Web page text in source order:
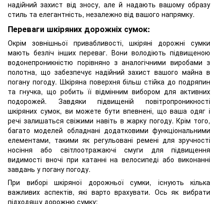
надійний захист від зносу, але й надають вашому образу
стиль та елегантність, незалежно від вашого напрямку.
Переваги шкіряних дорожніх сумок:
Окрім зовнішньої привабливості, шкіряні дорожні сумки
мають безліч інших переваг. Вони володіють підвищеною
водонепроникністю порівняно з аналогічними виробами з
полотна, що забезпечує надійний захист вашого майна в
погану погоду. Шкіряна поверхня більш стійка до подряпин
та гнучка, що робить її відмінним вибором для активних
подорожей. Завдяки підвищеній повітропроникності
шкіряних сумок, ви можете бути впевнені, що ваша одяг і
речі залишаться свіжими навіть в жарку погоду. Крім того,
багато моделей обладнані додатковими функціональними
елементами, такими як регульовані ремені для зручності
носіння або світлоотражаючі смуги для підвищення
видимості вночі при катанні на велосипеді або виконанні
завдань у погану погоду.
При виборі шкіряної дорожньої сумки, існують кілька
важливих аспектів, які варто врахувати. Ось як вибрати
підходящу дорожню сумку: